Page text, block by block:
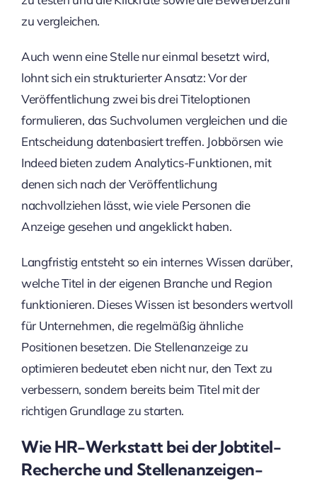
zu vergleichen.
Auch wenn eine Stelle nur einmal besetzt wird,
lohnt sich ein strukturierter Ansatz: Vor der
Veröffentlichung zwei bis drei Titeloptionen
formulieren, das Suchvolumen vergleichen und die
Entscheidung datenbasiert treffen. Jobbörsen wie
Indeed bieten zudem Analytics-Funktionen, mit
denen sich nach der Veröffentlichung
nachvollziehen lässt, wie viele Personen die
Anzeige gesehen und angeklickt haben.
Langfristig entsteht so ein internes Wissen darüber,
welche Titel in der eigenen Branche und Region
funktionieren. Dieses Wissen ist besonders wertvoll
für Unternehmen, die regelmäßig ähnliche
Positionen besetzen. Die Stellenanzeige zu
optimieren bedeutet eben nicht nur, den Text zu
verbessern, sondern bereits beim Titel mit der
richtigen Grundlage zu starten.
Wie HR-Werkstatt bei der Jobtitel-
Recherche und Stellenanzeigen-